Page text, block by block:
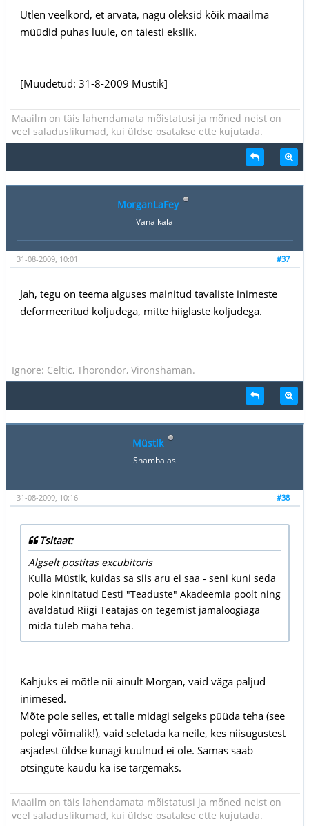
Ütlen veelkord, et arvata, nagu oleksid kõik maailma
müüdid puhas luule, on täiesti ekslik.
[Muudetud: 31-8-2009 Müstik]
Maailm on täis lahendamata mõistatusi ja mõned neist on
veel saladuslikumad, kui üldse osatakse ette kujutada.
MorganLaFey
Vana kala
#37
31-08-2009, 10:01
Jah, tegu on teema alguses mainitud tavaliste inimeste
deformeeritud koljudega, mitte hiiglaste koljudega.
Ignore: Celtic, Thorondor, Vironshaman.
Müstik
Shambalas
#38
31-08-2009, 10:16
Tsitaat:
Algselt postitas excubitoris
Kulla Müstik, kuidas sa siis aru ei saa - seni kuni seda
pole kinnitatud Eesti "Teaduste" Akadeemia poolt ning
avaldatud Riigi Teatajas on tegemist jamaloogiaga
mida tuleb maha teha.
Kahjuks ei mõtle nii ainult Morgan, vaid väga paljud
inimesed.
Mõte pole selles, et talle midagi selgeks püüda teha (see
polegi võimalik!), vaid seletada ka neile, kes niisugustest
asjadest üldse kunagi kuulnud ei ole. Samas saab
otsingute kaudu ka ise targemaks.
Maailm on täis lahendamata mõistatusi ja mõned neist on
veel saladuslikumad, kui üldse osatakse ette kujutada.